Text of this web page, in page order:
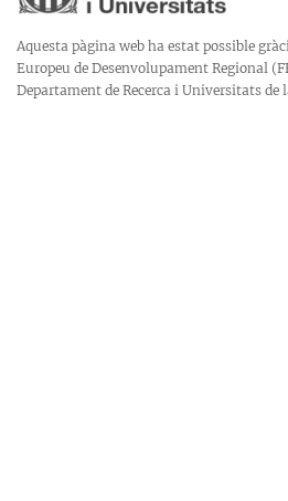
Aquesta pàgina web ha estat possible
Europeu de Desenvolupament Regional
Departament de Recerca i Universitats de